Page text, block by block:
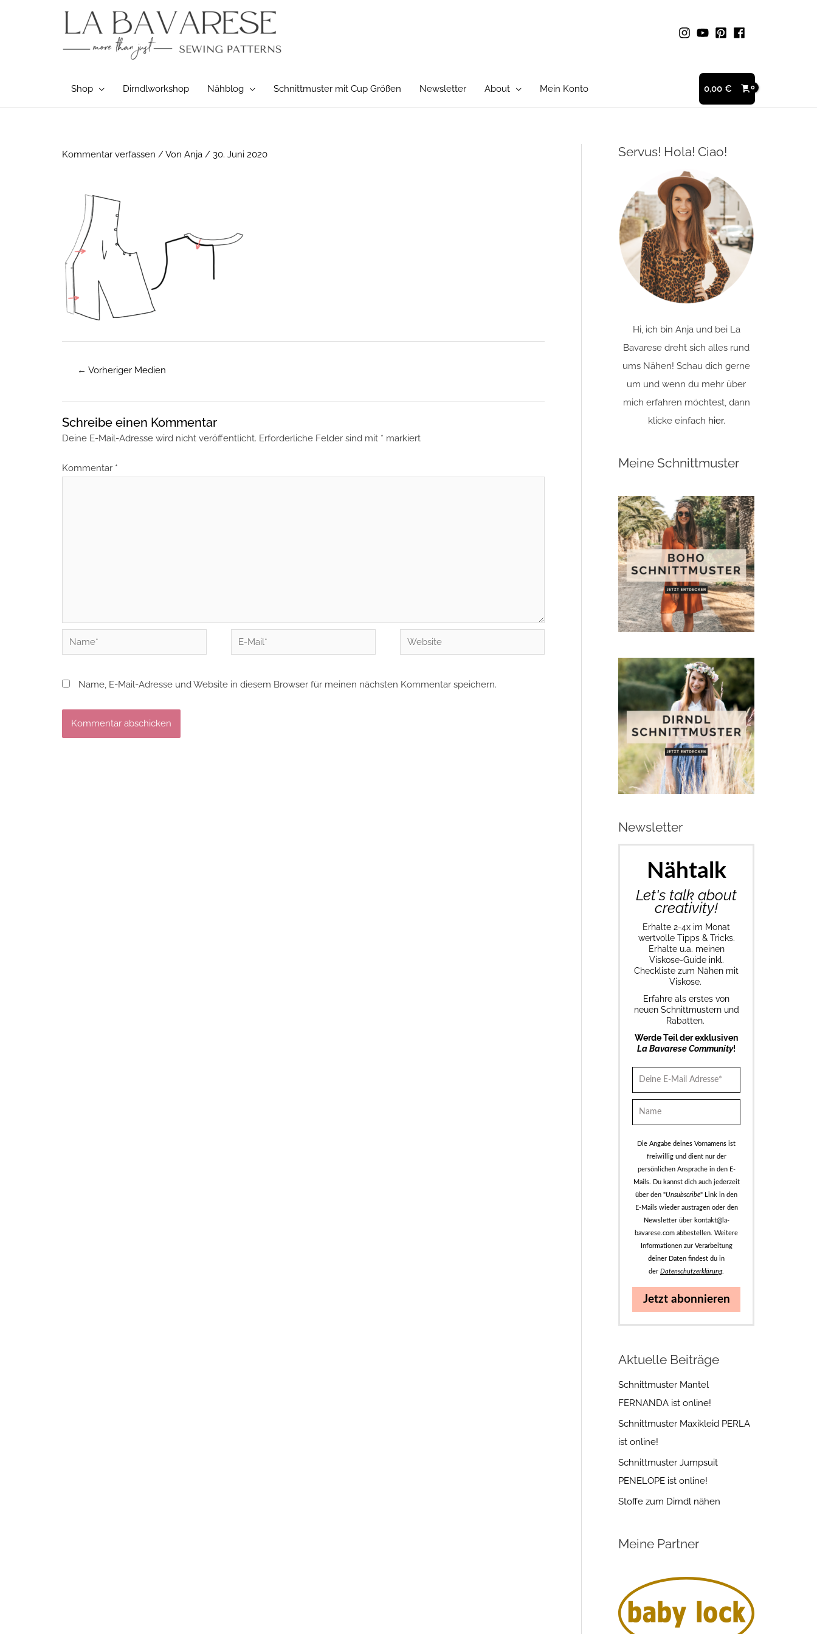
Shop Dirndlworkshop Nähblog Schnittmuster mit Cup Größen Newsletter About Mein Konto 0,00 €
Kommentar verfassen / Von Anja / 30. Juni 2020
Post
← Vorheriger Medien
Schreibe einen Kommentar
Deine E-Mail-Adresse wird nicht veröffentlicht. Erforderliche Felder sind mit * markiert
Kommentar *
Name*
E-
Mail*
Website
Name, E-Mail-Adresse und Website in diesem Browser für meinen nächsten Kommentar speichern.
Servus! Hola! Ciao!
Hi, ich bin Anja und bei La
Bavarese dreht sich alles rund
ums Nähen! Schau dich gerne
um und wenn du mehr über
mich erfahren möchtest, dann
klicke einfach hier.
Meine Schnittmuster
Newsletter
Nähtalk
Let's talk about
creativity!
Erhalte 2-4x im Monat
wertvolle Tipps & Tricks.
Erhalte u.a. meinen
Viskose-Guide inkl.
Checkliste zum Nähen mit
Viskose.
Erfahre als erstes von
neuen Schnittmustern und
Rabatten.
Werde Teil der exklusiven
La Bavarese Community!
Die Angabe deines Vornamens ist
freiwillig und dient nur der
persönlichen Ansprache in den E-
Mails. Du kannst dich auch jederzeit
über den "Unsubscribe" Link in den
E-Mails wieder austragen oder den
Newsletter über kontakt@la-
bavarese.com abbestellen. Weitere
Informationen zur Verarbeitung
deiner Daten findest du in
der Datenschutzerklärung.
Jetzt abonnieren
Aktuelle Beiträge
Schnittmuster Mantel
FERNANDA ist online!
Schnittmuster Maxikleid PERLA
ist online!
Schnittmuster Jumpsuit
PENELOPE ist online!
Stoffe zum Dirndl nähen
Meine Partner